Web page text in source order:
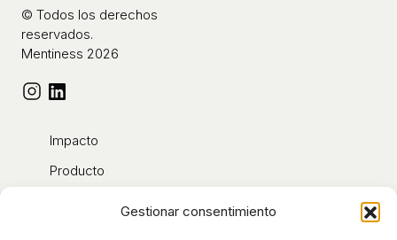
Gestionar consentimiento
© Todos los derechos
reservados.
Mentiness 2026
Impacto
Producto